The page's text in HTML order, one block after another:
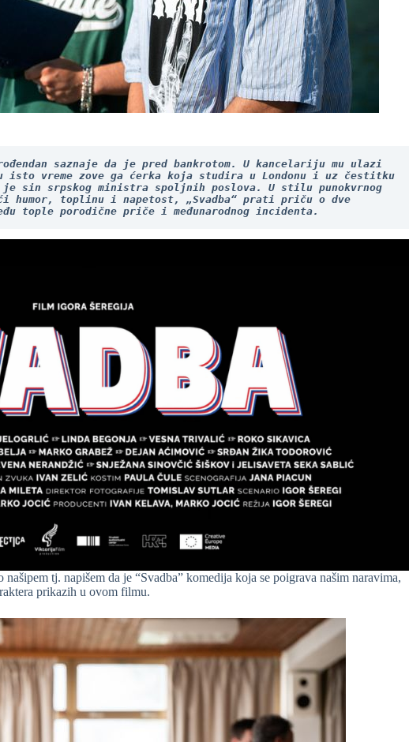
saznaje da je pred bankrotom. U kancelariju mu ulazi
isto vreme zove ga ćerka koja studira u Londonu i uz čestitku
sin srpskog ministra spoljnih poslova. U stilu punokvrnog
humor, toplinu i napetost, „Svadba“ prati priču o dve
tople porodične priče i međunarodnog incidenta.
tj. napišem da je “Svadba” komedija koja se poigrava našim naravima,
prikazih u ovom filmu.